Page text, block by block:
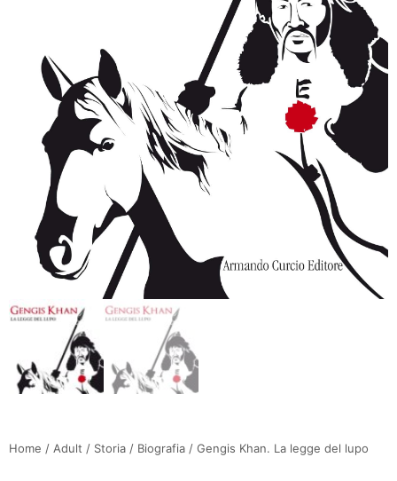
Home / Adult / Storia / Biografia / Gengis Khan. La legge del lupo